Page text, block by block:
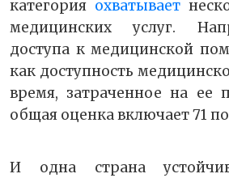
категория охватывает
медицинских услуг.
доступа к медицинской
как доступность
время, затраченное на ее
общая оценка включает 71
И одна страна